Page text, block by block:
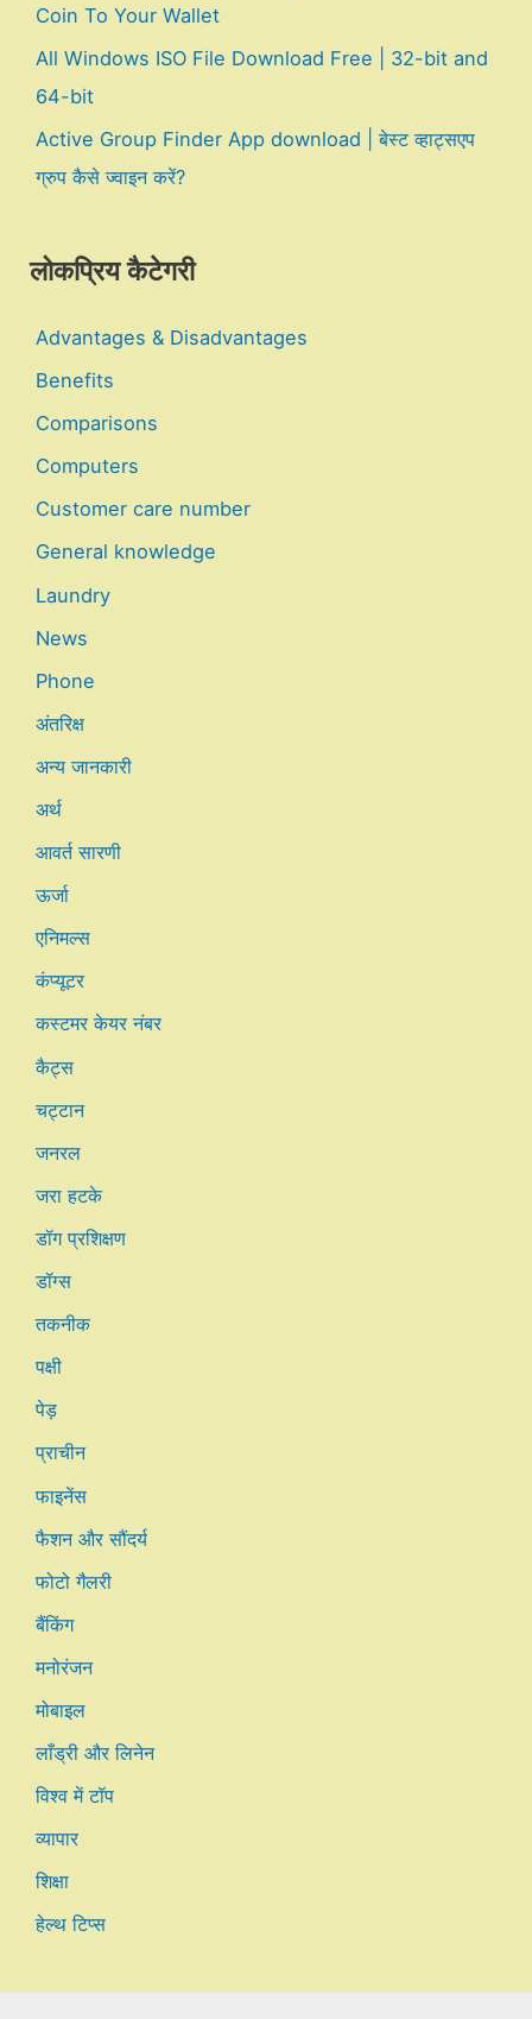
Coin To Your Wallet
All Windows ISO File Download Free | 32-bit and
64-bit
Active Group Finder App download | बेस्ट व्हाट्सएप
ग्रुप कैसे ज्वाइन करें?
लोकप्रिय कैटेगरी
Advantages & Disadvantages
Benefits
Comparisons
Computers
Customer care number
General knowledge
Laundry
News
Phone
अंतरिक्ष
अन्य जानकारी
अर्थ
आवर्त सारणी
ऊर्जा
एनिमल्स
कंप्यूटर
कस्टमर केयर नंबर
कैट्स
चट्टान
जनरल
जरा हटके
डॉग प्रशिक्षण
डॉग्स
तकनीक
पक्षी
पेड़
प्राचीन
फाइनेंस
फैशन और सौंदर्य
फोटो गैलरी
बैंकिंग
मनोरंजन
मोबाइल
लाँड्री और लिनेन
विश्व में टॉप
व्यापार
शिक्षा
हेल्थ टिप्स